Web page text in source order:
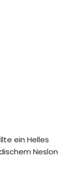
ein Helles
Neslon